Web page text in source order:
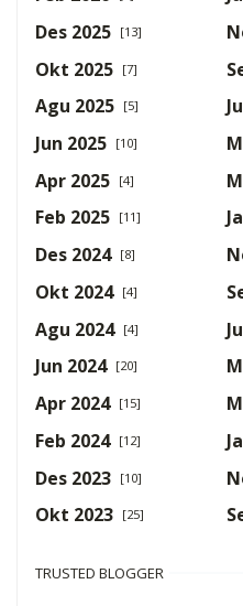
Des 2025 [13]
Okt 2025 [7]
Agu 2025 [5]
Jun 2025 [10]
Apr 2025 [4]
Feb 2025 [11]
Des 2024 [8]
Okt 2024 [4]
Agu 2024 [4]
Jun 2024 [20]
Apr 2024 [15]
Feb 2024 [12]
Des 2023 [10]
Okt 2023 [25]
TRUSTED BLOGGER